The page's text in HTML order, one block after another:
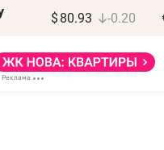
$ 80.93 -0.20